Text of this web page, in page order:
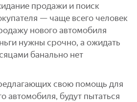
продажи и поиск
— чаще всего человек
нового автомобиля
нужны срочно, а ожидать
банально нет
свою помощь для
автомобиля, будут пытаться